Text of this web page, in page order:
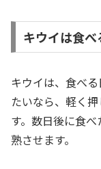
キウイは食
キウイは、食べ
たいなら、軽く
す。数日後に食
熟させます。